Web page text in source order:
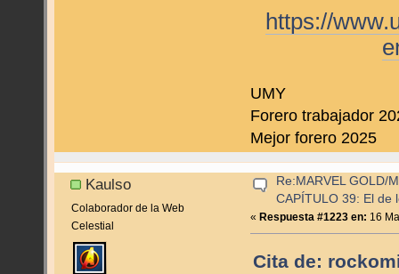
https://
UMY
Forero trabajador
Mejor forero 2025
Kaulso
Colaborador de la Web
Celestial
Re:MARVEL GOLD/
CAPÍTULO 39: El de
« Respuesta #1223 en: 16
Cita de: